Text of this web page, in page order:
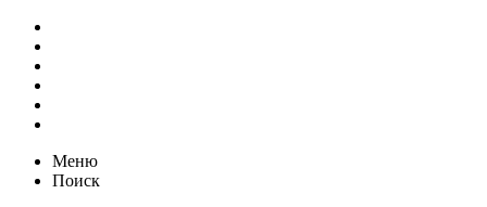
Меню
Поиск